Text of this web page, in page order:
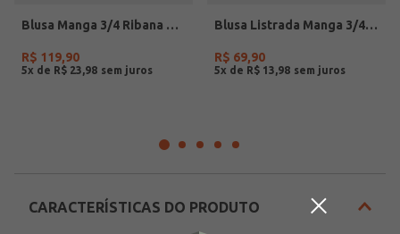
Blusa Manga 3/4 Ribana Autentique Feminina OFF WHITE
R$ 119,90
5x de R$ 23 98
Blusa Listrada Manga 3/4 Autentique Feminina MARROM/OFF WHITE/MARROM
R$ 69,90
5x de R$ 13 98
CARACTERÍSTICAS DO PRODUTO